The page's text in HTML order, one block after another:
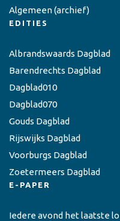
Algemeen(archief)
EDITIES
Albrandswaards Dagblad
Barendrechts Dagblad
Dagblad010
Dagblad070
Gouds Dagblad
Rijswijks Dagblad
Voorburgs Dagblad
Zoetermeers Dagblad
E-PAPER
Iedere avond het laatste